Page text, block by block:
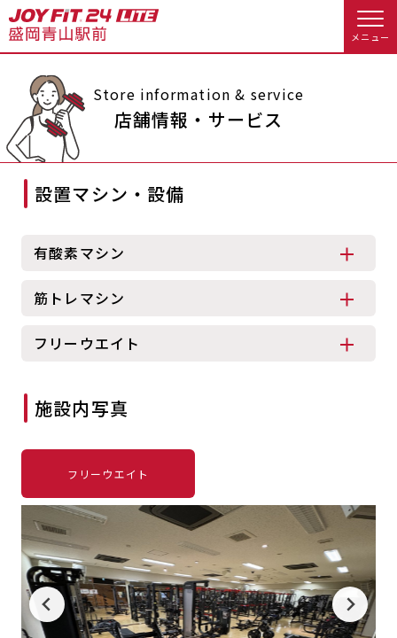
メニュー
店舗トップ
会員の方へトップ
店舗へのお問い合わせ
キャンペーン
見学・体験 スタジオプログラム情報
入会方法 よくあるご質問
店舗へのお問い合わせ
JOYFIT総合トップ
Store information & service
店舗情報・サービス
設置マシン・設備
有酸素マシン
筋トレマシン
フリーウエイト
施設内写真
フリーウエイト